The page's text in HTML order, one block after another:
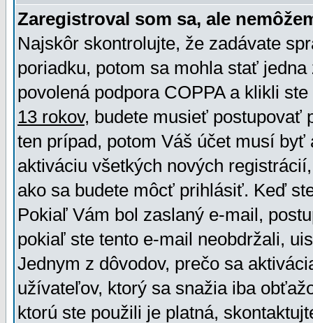
Zaregistroval som sa, ale
Najskôr skontrolujte, že zadávate
poriadku, potom sa mohla stať
povolená podpora COPPA a klikli
13 rokov, budete musieť postupovať
ten prípad, potom Váš účet musí
aktiváciu všetkých nových
ako sa budete môcť prihlásiť. Keď
Pokiaľ Vám bol zaslaný e-mail,
pokiaľ ste tento e-mail neobdržali,
Jednym z dôvodov, prečo sa
užívateľov, ktorý sa snažia iba
ktorú ste použili je platná,